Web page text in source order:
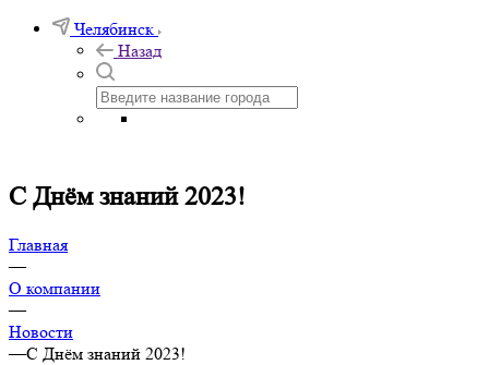
Челябинск
Назад
С Днём знаний 2023!
Главная
—
О компании
—
Новости
—С Днём знаний 2023!